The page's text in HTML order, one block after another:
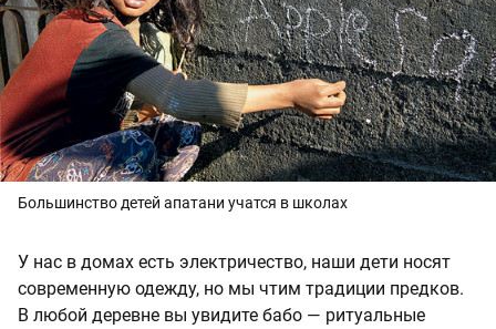
Большинство детей апатани учатся в школах
У нас в домах есть электричество, наши дети носят
современную одежду, но мы чтим традиции предков.
В любой деревне вы увидите бабо — ритуальные